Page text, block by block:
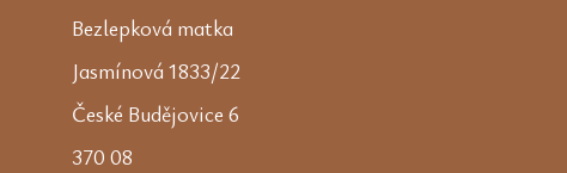
Bezlepková matka
Jasmínová 1833/22
České Budějovice 6
370 08